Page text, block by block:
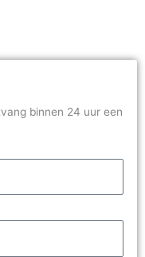
binnen 24 uur een